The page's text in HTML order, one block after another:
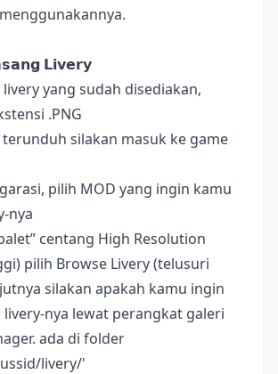
𝗟𝗶𝘃𝗲𝗿𝘆
yang sudah disediakan,
.PNG
terunduh silakan masuk ke game
pilih MOD yang ingin kamu
nya
centang High Resolution
pilih Browse Livery (telusuri
silakan apakah kamu ingin
nya lewat perangkat galeri
ada di folder
livery/'